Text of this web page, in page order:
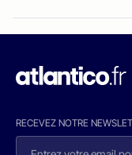
RECEVEZ NOTRE